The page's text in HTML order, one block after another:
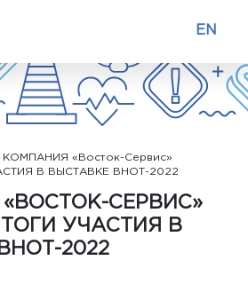
EN
КОМПАНИЯ «Восток-Сервис»
В ВЫСТАВКЕ ВНОТ-2022
СЕРВИС»
УЧАСТИЯ В
2022